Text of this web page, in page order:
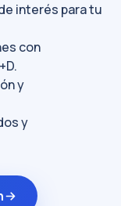
interés para tu
con
y
y